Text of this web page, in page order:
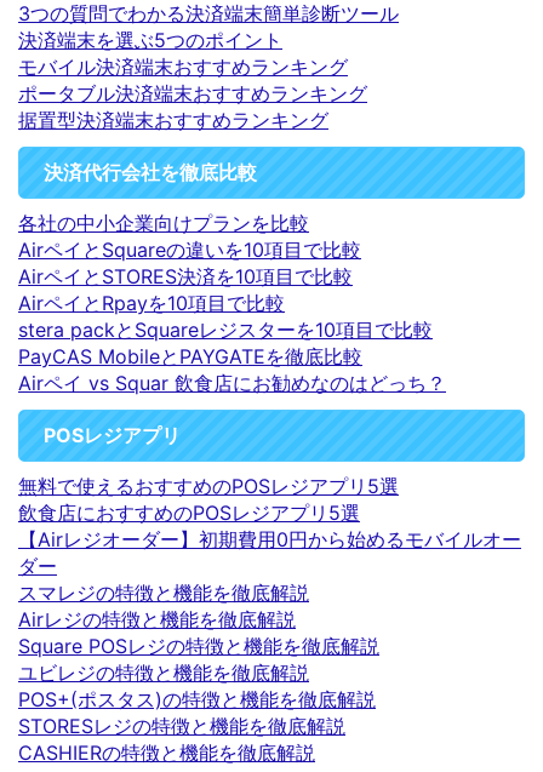
3つの質問でわかる決済端末簡単診断ツール
決済端末を選ぶ5つのポイント
モバイル決済端末おすすめランキング
ポータブル決済端末おすすめランキング
据置型決済端末おすすめランキング
決済代行会社を徹底比較
各社の中小企業向けプランを比較
AirペイとSquareの違いを10項目で比較
AirペイとSTORES決済を10項目で比較
AirペイとRpayを10項目で比較
stera packとSquareレジスターを10項目で比較
PayCAS MobileとPAYGATEを徹底比較
Airペイ vs Squar 飲食店にお勧めなのはどっち？
POSレジアプリ
無料で使えるおすすめのPOSレジアプリ5選
飲食店におすすめのPOSレジアプリ5選
【Airレジオーダー】初期費用0円から始めるモバイルオー
ダー
スマレジの特徴と機能を徹底解説
Airレジの特徴と機能を徹底解説
Square POSレジの特徴と機能を徹底解説
ユビレジの特徴と機能を徹底解説
POS+(ポスタス)の特徴と機能を徹底解説
STORESレジの特徴と機能を徹底解説
CASHIERの特徴と機能を徹底解説